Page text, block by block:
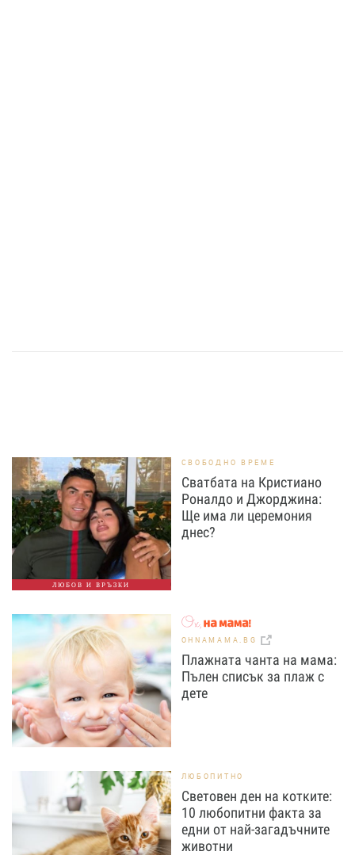
ЛЮБОВ И ВРЪЗКИ
СВОБОДНО ВРЕМЕ
Сватбата на Кристиано
Роналдо и Джорджина:
Ще има ли церемония
днес?
OHNAMAMA.BG
Плажната чанта на мама:
Пълен списък за плаж с
дете
ЛЮБОПИТНО
Световен ден на котките:
10 любопитни факта за
едни от най-загадъчните
животни